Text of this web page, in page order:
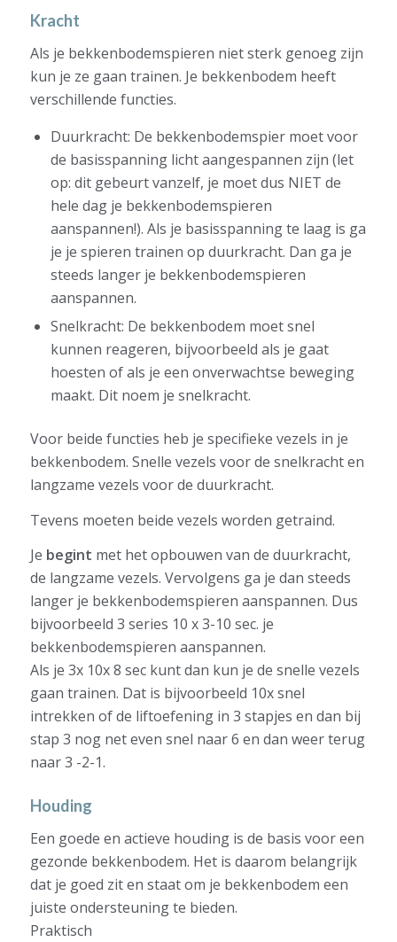
Kracht
Als je bekkenbodemspieren niet sterk genoeg zijn
kun je ze gaan trainen. Je bekkenbodem heeft
verschillende functies.
Duurkracht: De bekkenbodemspier moet voor
de basisspanning licht aangespannen zijn (let
op: dit gebeurt vanzelf, je moet dus NIET de
hele dag je bekkenbodemspieren
aanspannen!). Als je basisspanning te laag is ga
je je spieren trainen op duurkracht. Dan ga je
steeds langer je bekkenbodemspieren
aanspannen.
Snelkracht: De bekkenbodem moet snel
kunnen reageren, bijvoorbeeld als je gaat
hoesten of als je een onverwachtse beweging
maakt. Dit noem je snelkracht.
Voor beide functies heb je specifieke vezels in je
bekkenbodem. Snelle vezels voor de snelkracht en
langzame vezels voor de duurkracht.
Tevens moeten beide vezels worden getraind.
Je begint met het opbouwen van de duurkracht,
de langzame vezels. Vervolgens ga je dan steeds
langer je bekkenbodemspieren aanspannen. Dus
bijvoorbeeld 3 series 10 x 3-10 sec. je
bekkenbodemspieren aanspannen.
Als je 3x 10x 8 sec kunt dan kun je de snelle vezels
gaan trainen. Dat is bijvoorbeeld 10x snel
intrekken of de liftoefening in 3 stapjes en dan bij
stap 3 nog net even snel naar 6 en dan weer terug
naar 3 -2-1.
Houding
Een goede en actieve houding is de basis voor een
gezonde bekkenbodem. Het is daarom belangrijk
dat je goed zit en staat om je bekkenbodem een
juiste ondersteuning te bieden.
Praktisch